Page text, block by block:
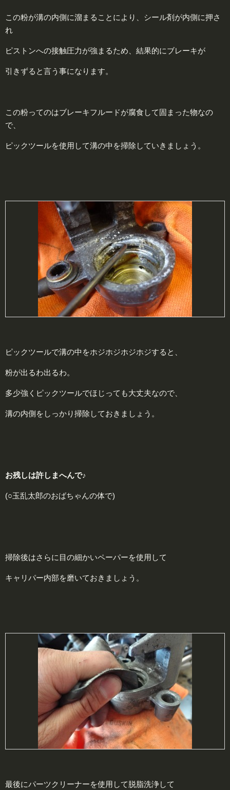
この粉が溝の内側に溜まることにより、シール剤が内側に押さ
れ
ピストンへの接触圧力が強まるため、結果的にブレーキが
引きずると言う事になります。
この粉ってのはブレーキフルードが腐食して固まった物なの
で、
ピックツールを使用して溝の中を掃除していきましょう。
ピックツールで溝の中をホジホジホジホジすると、
粉が出るわ出るわ。
多少強くピックツールでほじっても大丈夫なので、
溝の内側をしっかり掃除しておきましょう。
お残しは許しまへんで♪
(○玉乱太郎のおばちゃんの体で)
掃除後はさらに目の細かいペーパーを使用して
キャリパー内部を磨いておきましょう。
最後にパーツクリーナーを使用して脱脂洗浄して